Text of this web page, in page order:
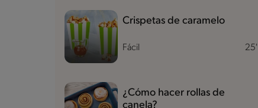
Fácil 25'
Crispetas de caramelo
¿Cómo hacer rollas de
canela?